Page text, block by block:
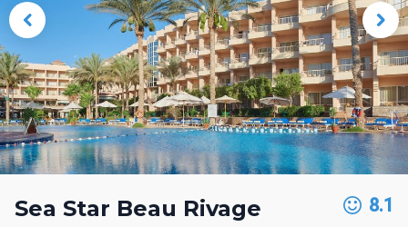
Sea Star Beau Rivage 8.1